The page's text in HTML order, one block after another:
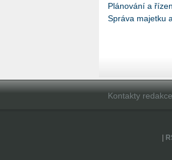
Plánování a
Správa majetku
Kontakty